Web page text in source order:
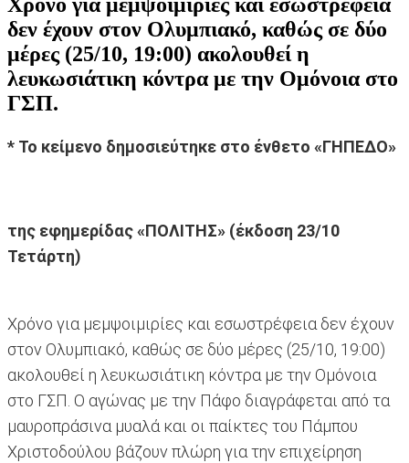
Χρόνο για μεμψοιμιρίες και εσωστρέφεια
δεν έχουν στον Ολυμπιακό, καθώς σε δύο
μέρες (25/10, 19:00) ακολουθεί η
λευκωσιάτικη κόντρα με την Ομόνοια στο
ΓΣΠ.
* Το κείμενο δημοσιεύτηκε στο ένθετο «ΓΗΠΕΔΟ»
της εφημερίδας «ΠΟΛΙΤΗΣ» (έκδοση 23/10
Τετάρτη)
Χρόνο για μεμψοιμιρίες και εσωστρέφεια δεν έχουν
στον Ολυμπιακό, καθώς σε δύο μέρες (25/10, 19:00)
ακολουθεί η λευκωσιάτικη κόντρα με την Ομόνοια
στο ΓΣΠ. Ο αγώνας με την Πάφο διαγράφεται από τα
μαυροπράσινα μυαλά και οι παίκτες του Πάμπου
Χριστοδούλου βάζουν πλώρη για την επιχείρηση